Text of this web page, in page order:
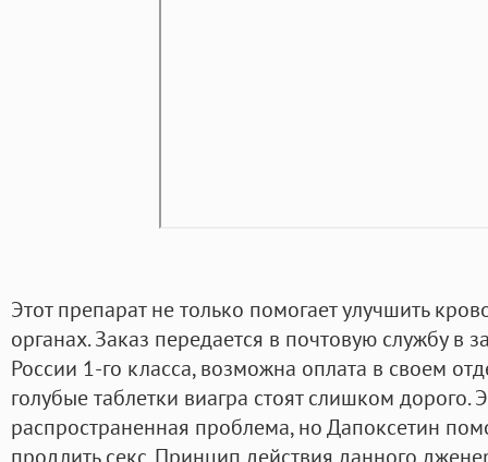
Этот препарат не только помогает улучшить
органах. Заказ передается в почтовую службу в
России 1-го класса, возможна оплата в своем
голубые таблетки виагра стоят слишком дорого.
распространенная проблема, но Дапоксетин
продлить секс. Принцип действия данного